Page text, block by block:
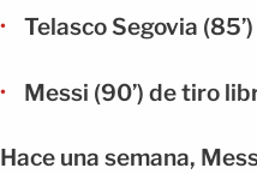
Telasco Segovia (85’)
Messi (90’) de tiro
Hace una semana,